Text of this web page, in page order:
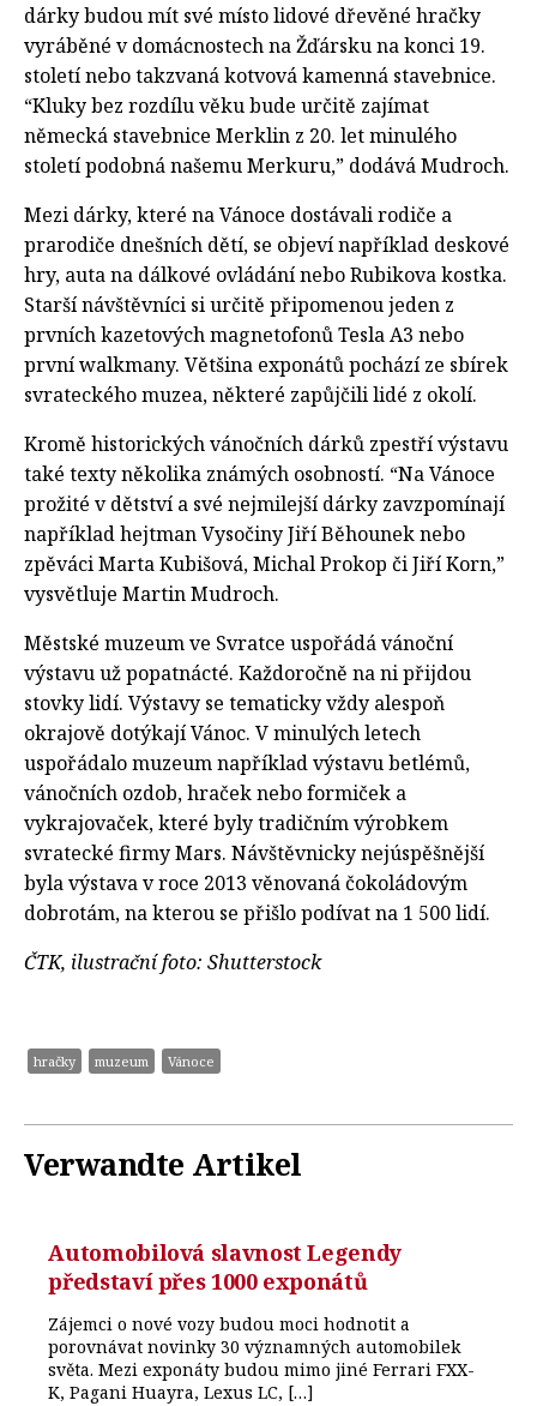
dárky budou mít své místo lidové dřevěné hračky
vyráběné v domácnostech na Žďársku na konci 19.
století nebo takzvaná kotvová kamenná stavebnice.
“Kluky bez rozdílu věku bude určitě zajímat
německá stavebnice Merklin z 20. let minulého
století podobná našemu Merkuru,” dodává Mudroch.
Mezi dárky, které na Vánoce dostávali rodiče a
prarodiče dnešních dětí, se objeví například deskové
hry, auta na dálkové ovládání nebo Rubikova kostka.
Starší návštěvníci si určitě připomenou jeden z
prvních kazetových magnetofonů Tesla A3 nebo
první walkmany. Většina exponátů pochází ze sbírek
svrateckého muzea, některé zapůjčili lidé z okolí.
Kromě historických vánočních dárků zpestří výstavu
také texty několika známých osobností. “Na Vánoce
prožité v dětství a své nejmilejší dárky zavzpomínají
například hejtman Vysočiny Jiří Běhounek nebo
zpěváci Marta Kubišová, Michal Prokop či Jiří Korn,”
vysvětluje Martin Mudroch.
Městské muzeum ve Svratce uspořádá vánoční
výstavu už popatnácté. Každoročně na ni přijdou
stovky lidí. Výstavy se tematicky vždy alespoň
okrajově dotýkají Vánoc. V minulých letech
uspořádalo muzeum například výstavu betlémů,
vánočních ozdob, hraček nebo formiček a
vykrajovaček, které byly tradičním výrobkem
svratecké firmy Mars. Návštěvnicky nejúspěšnější
byla výstava v roce 2013 věnovaná čokoládovým
dobrotám, na kterou se přišlo podívat na 1 500 lidí.
ČTK, ilustrační foto: Shutterstock
hračky muzeum Vánoce
Verwandte Artikel
Automobilová slavnost Legendy
představí přes 1000 exponátů
Zájemci o nové vozy budou moci hodnotit a
porovnávat novinky 30 významných automobilek
světa. Mezi exponáty budou mimo jiné Ferrari FXX-
K, Pagani Huayra, Lexus LC, […]